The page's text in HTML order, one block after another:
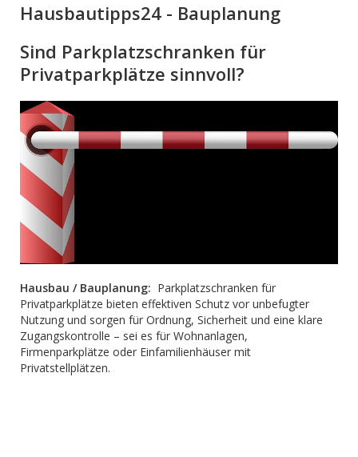
Hausbautipps24 - Bauplanung
Sind Parkplatzschranken für
Privatparkplätze sinnvoll?
Hausbau / Bauplanung: Parkplatzschranken für
Privatparkplätze bieten effektiven Schutz vor unbefugter
Nutzung und sorgen für Ordnung, Sicherheit und eine klare
Zugangskontrolle – sei es für Wohnanlagen,
Firmenparkplätze oder Einfamilienhäuser mit
Privatstellplätzen.